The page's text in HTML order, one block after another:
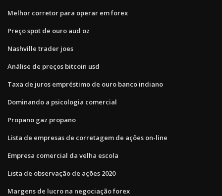
Melhor corretor para operar em forex
Preço spot de ouro aud oz
Nashville trader joes
Análise de preços bitcoin usd
Taxa de juros empréstimo de ouro banco indiano
Dominando a psicologia comercial
Propano gaz propano
Lista de empresas de corretagem de ações on-line
Empresa comercial da velha escola
Lista de observação de ações 2020
Margens de lucro na negociação forex